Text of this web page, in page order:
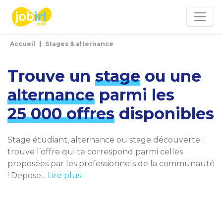
Accueil Stages & alternance
Trouve un stage ou une
alternance parmi les
25 000 offres disponibles
Stage étudiant, alternance ou stage découverte :
trouve l’offre qui te correspond parmi celles
proposées par les professionnels de la communauté
! Dépose... Lire plus
Panneau de gestion des cookies